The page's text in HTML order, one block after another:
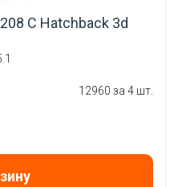
C Hatchback 3d
12960 за 4 шт.